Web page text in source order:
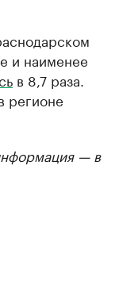
и наименее
в 8,7 раза.
регионе
— в